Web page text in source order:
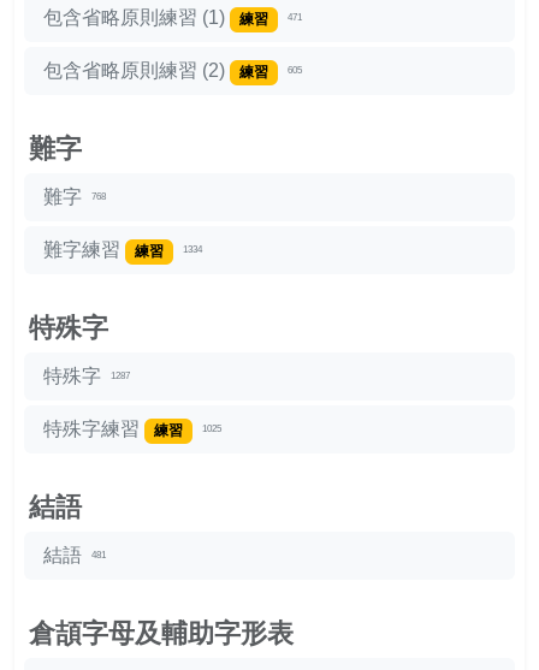
包含省略原則練習 (1) 練習 471
包含省略原則練習 (2) 練習 605
難字
難字 768
難字練習 練習 1334
特殊字
特殊字 1287
特殊字練習 練習 1025
結語
結語 481
倉頡字母及輔助字形表